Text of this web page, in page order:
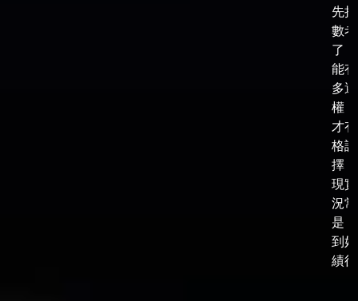
先
數
了
能
多
權
才
格
擇
現
況常
是
到
績